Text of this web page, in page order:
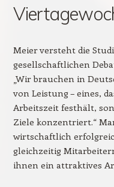
Meier versteht die
gesellschaftlichen
„Wir brauchen in
von Leistung – eines,
Arbeitszeit festhält,
Ziele konzentriert.“
wirtschaftlich
gleichzeitig
ihnen ein attraktives